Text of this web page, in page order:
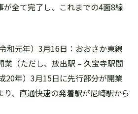
全て完了し、これまでの4面8線
和元年）3月16日：おおさか東線
業（ただし、放出駅 – 久宝寺駅間
20年）3月15日に先行部分が開業
り、直通快速の発着駅が尼崎駅から